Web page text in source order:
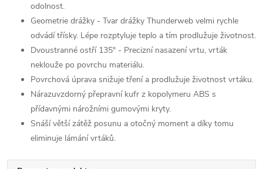
odolnost.
Geometrie drážky - Tvar drážky Thunderweb velmi rychle
odvádí třísky. Lépe rozptyluje teplo a tím prodlužuje životnost.
Dvoustranné ostří 135° - Precizní nasazení vrtu, vrták
neklouže po povrchu materiálu.
Povrchová úprava snižuje tření a prodlužuje životnost vrtáku.
Nárazuvzdorný přepravní kufr z kopolymeru ABS s
přídavnými nárožními gumovými kryty.
Snáší větší zátěž posunu a otočný moment a díky tomu
eliminuje lámání vrtáků.